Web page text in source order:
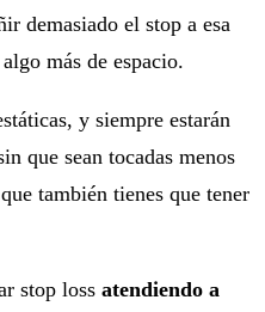
demasiado el stop a esa
más de espacio.
y siempre estarán
que sean tocadas menos
también tienes que tener
stop loss atendiendo a